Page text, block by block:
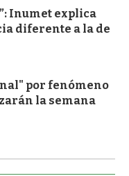
Inumet explica
diferente a la de
por fenómeno
la semana